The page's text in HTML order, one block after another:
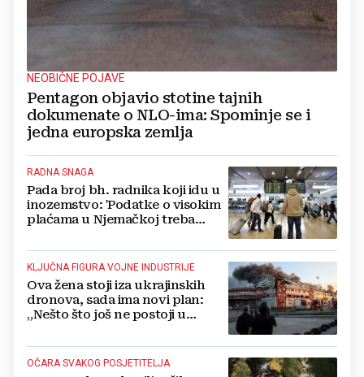
NEOBIČNE POJAVE
Pentagon objavio stotine tajnih
dokumenate o NLO-ima: Spominje se i
jedna europska zemlja
RADNA SNAGA
Pada broj bh. radnika koji idu u
inozemstvo: 'Podatke o visokim
plaćama u Njemačkoj treba
KLJUČNA FIGURA VOJNE INDUSTRIJE
Ova žena stoji iza ukrajinskih
dronova, sada ima novi plan:
„Nešto što još ne postoji u
OČARA SVAKOG POSJETITELJA